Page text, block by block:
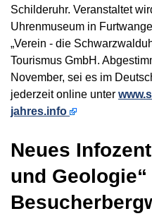
Schilderuhr. Veranstaltet
Uhrenmuseum in
„Verein - die
Tourismus GmbH.
November, sei es im
jederzeit online unter
jahres.info
Neues
und